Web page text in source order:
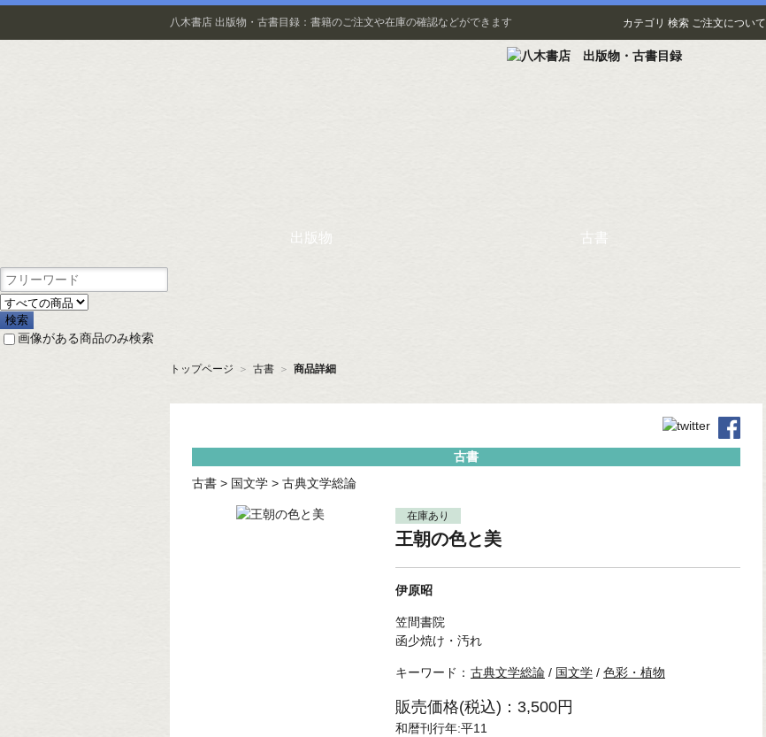
八木書店 出版物・古書目録：書籍のご注文や在庫の確認などができます カテゴリ 検索 ご注文について
出版物 古書
画像がある商品のみ検索
トップページ ＞ 古書 ＞ 商品詳細
古書
古書 > 国文学 > 古典文学総論
在庫あり
王朝の色と美
伊原昭
笠間書院
函少焼け・汚れ
キーワード： 古典文学総論 / 国文学 / 色彩・植物
販売価格(税込)：3,500円
和暦刊行年:平11